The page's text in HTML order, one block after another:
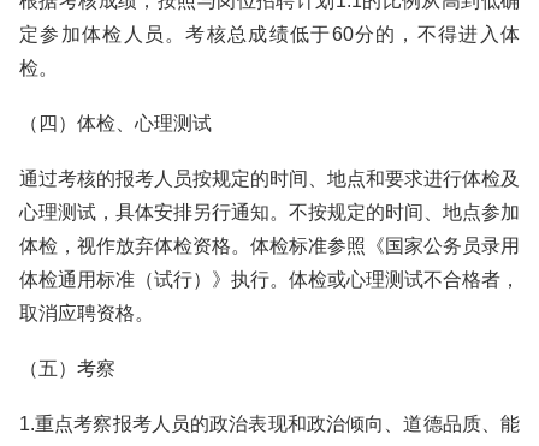
定参加体检人员。考核总成绩低于60分的，不得进入体
检。
（四）体检、心理测试
通过考核的报考人员按规定的时间、地点和要求进行体检及
心理测试，具体安排另行通知。不按规定的时间、地点参加
体检，视作放弃体检资格。体检标准参照《国家公务员录用
体检通用标准（试行）》执行。体检或心理测试不合格者，
取消应聘资格。
（五）考察
1.重点考察报考人员的政治表现和政治倾向、道德品质、能